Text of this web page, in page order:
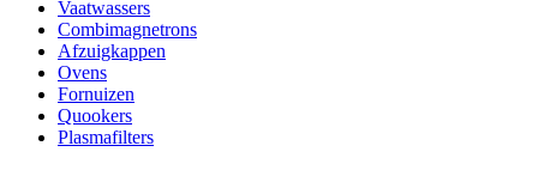
Vaatwassers
Combimagnetrons
Afzuigkappen
Ovens
Fornuizen
Quookers
Plasmafilters